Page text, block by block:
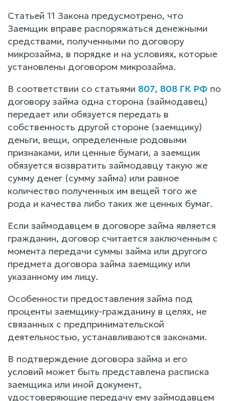
Статьей 11 Закона предусмотрено, что
Заемщик вправе распоряжаться денежными
средствами, полученными по договору
микрозайма, в порядке и на условиях, которые
установлены договором микрозайма.
В соответствии со статьями 807, 808 ГК РФ по
договору займа одна сторона (займодавец)
передает или обязуется передать в
собственность другой стороне (заемщику)
деньги, вещи, определенные родовыми
признаками, или ценные бумаги, а заемщик
обязуется возвратить займодавцу такую же
сумму денег (сумму займа) или равное
количество полученных им вещей того же
рода и качества либо таких же ценных бумаг.
Если займодавцем в договоре займа является
гражданин, договор считается заключенным с
момента передачи суммы займа или другого
предмета договора займа заемщику или
указанному им лицу.
Особенности предоставления займа под
проценты заемщику-гражданину в целях, не
связанных с предпринимательской
деятельностью, устанавливаются законами.
В подтверждение договора займа и его
условий может быть представлена расписка
заемщика или иной документ,
удостоверяющие передачу ему займодавцем